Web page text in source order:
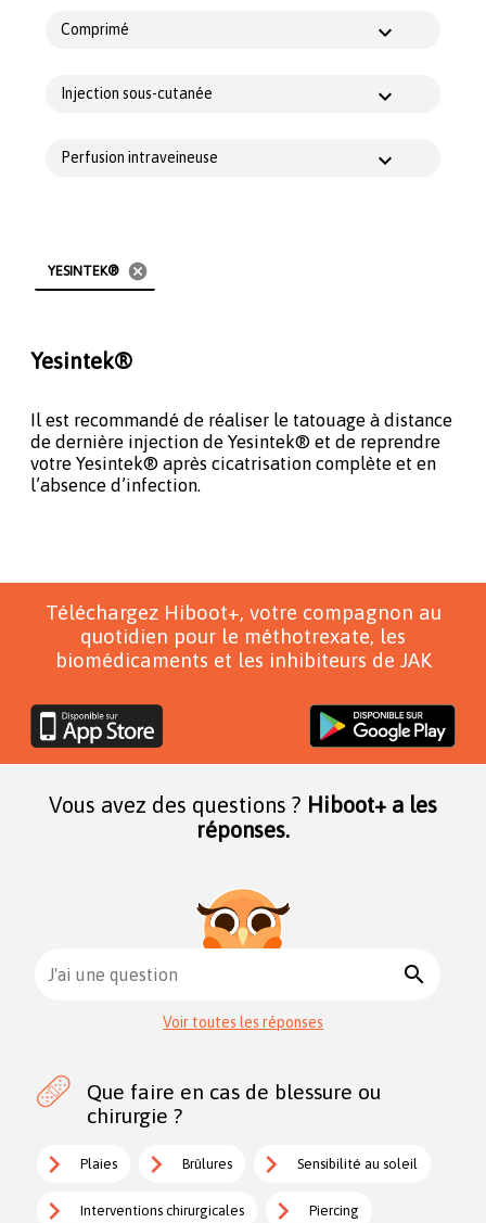
Comprimé
Injection sous-cutanée
Perfusion intraveineuse
YESINTEK® cancel
Yesintek®
Il est recommandé de réaliser le tatouage à distance
de dernière injection de Yesintek® et de reprendre
votre Yesintek® après cicatrisation complète et en
l’absence d’infection.
Téléchargez Hiboot+, votre compagnon au
quotidien pour le méthotrexate, les
biomédicaments et les inhibiteurs de JAK
Vous avez des questions ? Hiboot+ a les
réponses.
J'ai une question search
Voir toutes les réponses
Que faire en cas de blessure ou
chirurgie ?
Plaies Brûlures Sensibilité au soleil
Interventions chirurgicales Piercing